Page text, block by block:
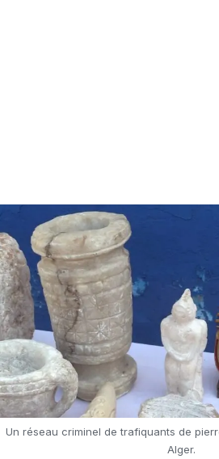
Un réseau criminel de trafiquants de
Alger.